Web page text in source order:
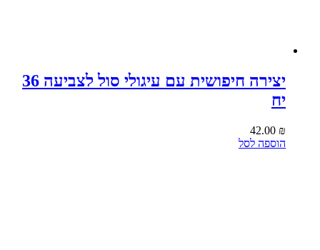
יצירה חיפושית עם עיגולי סול לצביעה 36
יח
42.00 ₪
הוספה לסל